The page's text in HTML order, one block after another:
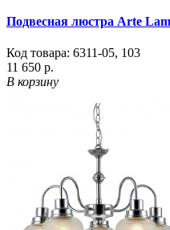
Подвесная люстра Arte
Код товара: 6311-05, 103
11 650 р.
В корзину